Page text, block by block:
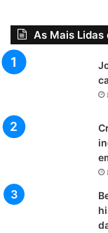
As Mais Lidas